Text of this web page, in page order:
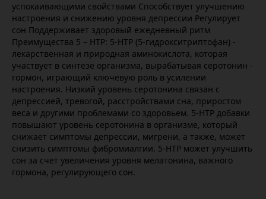
успокаивающими свойствами Способствует улучшению
настроения и снижению уровня депрессии Регулирует
сон Поддерживает здоровый ежедневный ритм
Преимущества 5 – HTP: 5-HTP (5-гидрокситриптофан) -
лекарственная и природная аминокислота, которая
участвует в синтезе организма, вырабатывая серотонин -
гормон, играющий ключевую роль в усилении
настроения. Низкий уровень серотонина связан с
депрессией, тревогой, расстройствами сна, приростом
веса и другими проблемами со здоровьем. 5-HTP добавки
повышают уровень серотонина в организме, который
снижает симптомы депрессии, мигрени, а также, может
снизить симптомы фибромиалгии. 5-HTP может улучшить
сон за счет увеличения уровня мелатонина, важного
гормона, регулирующего сон.